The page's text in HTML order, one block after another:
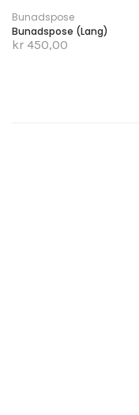
Bunadspose
Bunadspose (lang)
kr 450,00